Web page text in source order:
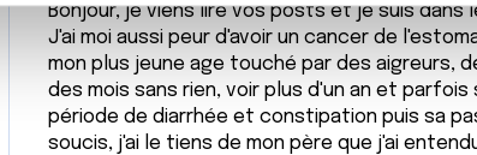
de publicité et d'analyse, qui peuvent combiner
ont collectées lors de votre utilisation de leurs
Bonjour, je viens lire vos posts et je suis
J'ai moi aussi peur d'avoir un cancer de
mon plus jeune age touché par des aigreurs,
des mois sans rien, voir plus d'un an et
période de diarrhée et constipation puis sa
soucis, j'ai le tiens de mon père que j'ai